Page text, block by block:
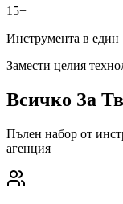
15+
Инструмента в един
Замести целия
Всичко За
Пълен набор от
агенция